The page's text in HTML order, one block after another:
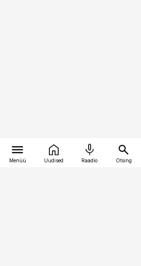
Menüü Uudised Raadio Otsing